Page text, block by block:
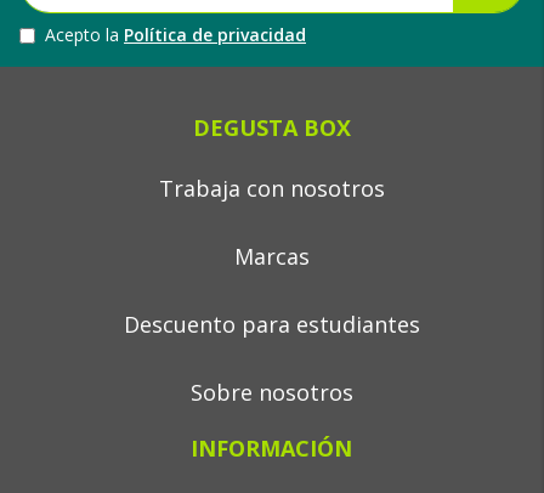
Acepto la Política de privacidad
DEGUSTA BOX
Trabaja con nosotros
Marcas
Descuento para estudiantes
Sobre nosotros
INFORMACIÓN